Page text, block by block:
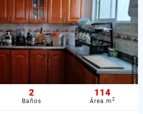
2
Baños
114
Área m2